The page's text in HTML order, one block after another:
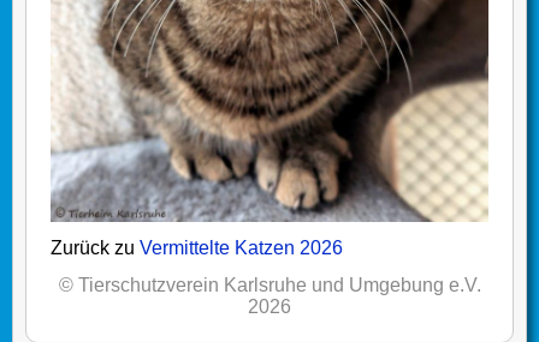
Zurück zu Vermittelte Katzen 2026
© Tierschutzverein Karlsruhe und Umgebung e.V.
2026